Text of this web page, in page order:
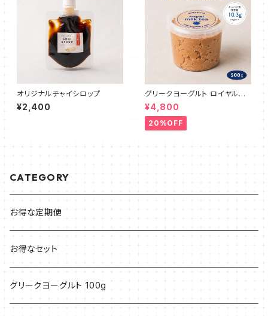
オリジナルチャイシロップ
¥2,400
グリークヨーグルト ロイヤルミ
ルクティ 500g
¥4,800
20%OFF
CATEGORY
お得な定期便
お得なセット
グリークヨーグルト 100g